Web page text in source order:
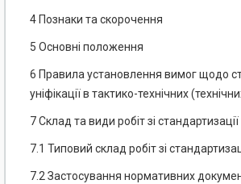
4 Познаки та скорочення
5 Основні положення
6 Правила установлення вимог щодо
уніфікації в тактико-технічних
7 Склад та види робіт зі стандартизації
7.1 Типовий склад робіт зі
7.2 Застосування нормативних